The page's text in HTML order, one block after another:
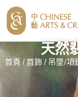
天然
首頁 /首飾/ 吊墜/項